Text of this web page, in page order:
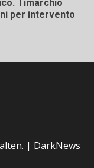
Timarchio
per intervento
| DarkNews